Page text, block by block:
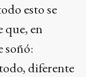
esto se
en
soñó:
diferente